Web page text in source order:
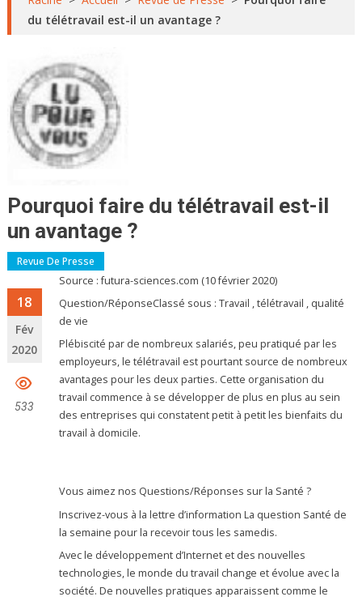
du télétravail est-il un avantage ?
Pourquoi faire du télétravail est-il
un avantage ?
Revue De Presse
18
Fév
2020
533
Source : futura-sciences.com (10 février 2020)
Question/RéponseClassé sous : Travail , télétravail , qualité
de vie
Plébiscité par de nombreux salariés, peu pratiqué par les
employeurs, le télétravail est pourtant source de nombreux
avantages pour les deux parties. Cette organisation du
travail commence à se développer de plus en plus au sein
des entreprises qui constatent petit à petit les bienfaits du
travail à domicile.
Vous aimez nos Questions/Réponses sur la Santé ?
Inscrivez-vous à la lettre d’information La question Santé de
la semaine pour la recevoir tous les samedis.
Avec le développement d’Internet et des nouvelles
technologies, le monde du travail change et évolue avec la
société. De nouvelles pratiques apparaissent comme le